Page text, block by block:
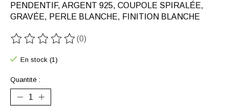
PENDENTIF, ARGENT 925, COUPOLE SPIRALÉE,
GRAVÉE, PERLE BLANCHE, FINITION BLANCHE
Ce produit est évalué à
(0)
En stock (1)
Quantité :